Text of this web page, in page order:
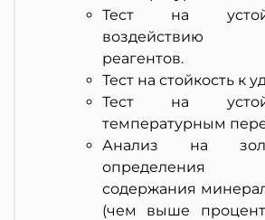
Тест на
воздействию
реагентов.
Тест на стойкость к
Тест на
температурным
Анализ на
определения
содержания
(чем выше